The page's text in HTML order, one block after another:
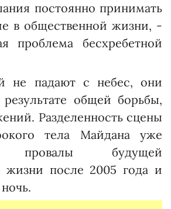
постоянно принимать
в общественной жизни, -
проблема бесхребетной
не падают с небес, они
общей борьбы,
Разделенность сцены
тела Майдана уже
провалы будущей
жизни после 2005 года и